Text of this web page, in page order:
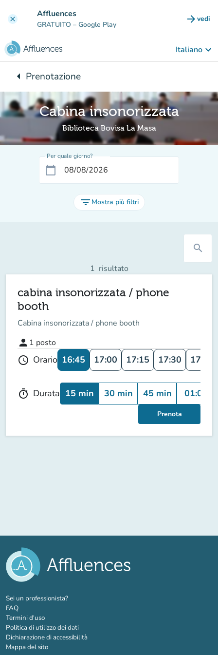
clear Affluences
GRATUITO – Google Play arrow_forward vedi
Italiano keyboard_arrow_down
arrow_leftTorna a:
Prenotazione
Cabina insonorizzata
Biblioteca Bovisa La Masa
Per quale giorno?
calendar_today
filter_list Mostra più filtri
search
1 risultato
cabina insonorizzata / phone
booth
Cabina insonorizzata / phone booth
person 1 posto
schedule Orario 16:45 17:00 17:15 17:30 17:45
timer Durata 15 min 30 min 45 min 01:00
Prenota
Sei un professionista?(nuova scheda)
FAQ
Termini d'uso
Politica di utilizzo dei dati
Dichiarazione di accessibilità
Mappa del sito